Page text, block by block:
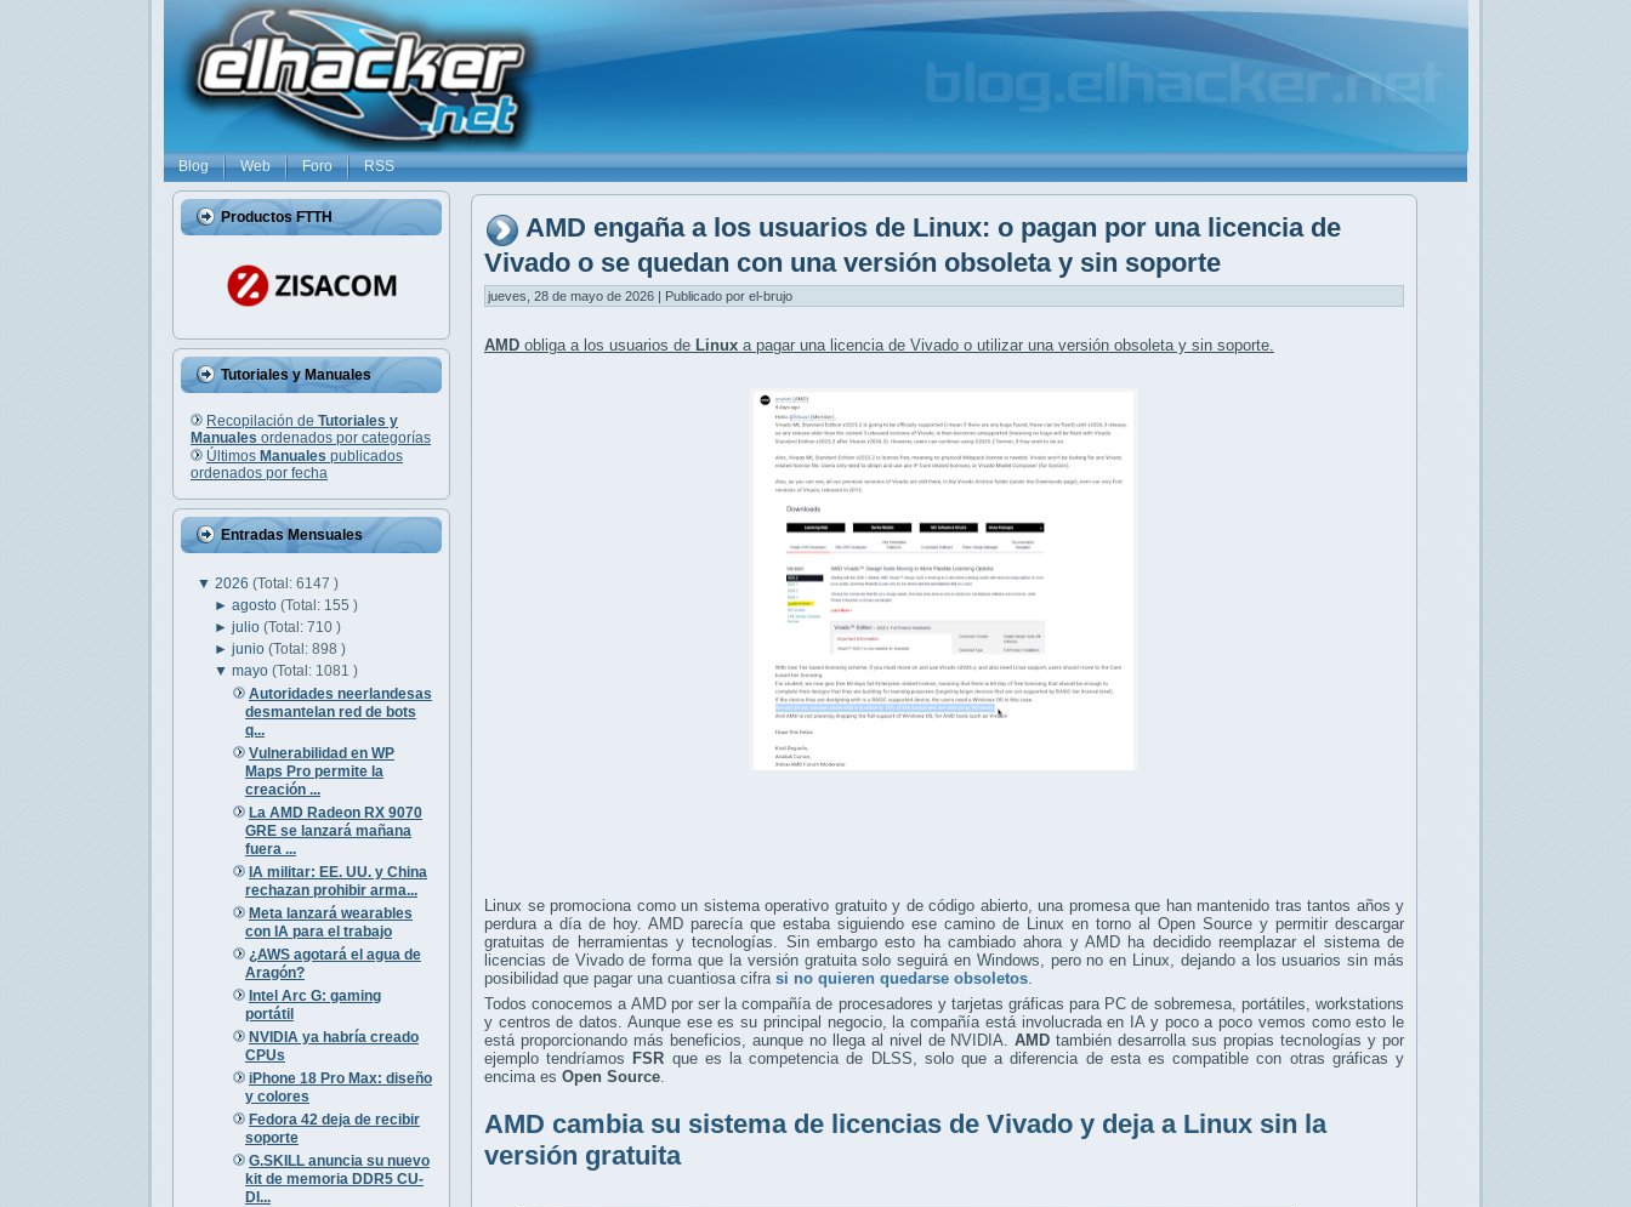
Blog Web Foro RSS
Productos FTTH
Tutoriales y Manuales
Recopilación de Tutoriales y
Manuales ordenados por categorías
Últimos Manuales publicados
ordenados por fecha
Entradas Mensuales
▼ 2026 (Total: 6147 )
►agosto(Total: 155 )
►julio(Total: 710 )
►junio(Total: 898 )
▼mayo(Total: 1081 )
Autoridades neerlandesas
desmantelan red de bots
q...
Vulnerabilidad en WP
Maps Pro permite la
creación ...
La AMD Radeon RX 9070
GRE se lanzará mañana
fuera ...
IA militar: EE. UU. y China
rechazan prohibir arma...
Meta lanzará wearables
con IA para el trabajo
¿AWS agotará el agua de
Aragón?
Intel Arc G: gaming
portátil
NVIDIA ya habría creado
CPUs
iPhone 18 Pro Max: diseño
y colores
Fedora 42 deja de recibir
soporte
G.SKILL anuncia su nuevo
kit de memoria DDR5 CU-
DI...
AMD engaña a los usuarios de Linux: o pagan por una licencia de
Vivado o se quedan con una versión obsoleta y sin soporte
jueves, 28 de mayo de 2026 | Publicado por el-brujo
AMD obliga a los usuarios de Linux a pagar una licencia de Vivado o utilizar una versión obsoleta y sin soporte
Linux se promociona como un sistema operativo gratuito y de código abierto, una promesa que han mantenido tras tantos años y
perdura a día de hoy. AMD parecía que estaba siguiendo ese camino de Linux en torno al Open Source y permitir descargar
gratuitas de herramientas y tecnologías. Sin embargo esto ha cambiado ahora y AMD ha decidido reemplazar el sistema de
licencias de Vivado de forma que la versión gratuita solo seguirá en Windows, pero no en Linux, dejando a los usuarios sin más
posibilidad que pagar una cuantiosa cifra si no quieren quedarse obsoletos
Todos conocemos a AMD por ser la compañía de procesadores y tarjetas gráficas para PC de sobremesa, portátiles, workstations
y centros de datos. Aunque ese es su principal negocio, la compañía está involucrada en IA y poco a poco vemos como esto le
está proporcionando más beneficios, aunque no llega al nivel de NVIDIA.AMD también desarrolla sus propias tecnologías y por
ejemplo tendríamos FSR que es la competencia de DLSS, solo que a diferencia de esta es compatible con otras gráficas y
encima es Open Source.
AMD cambia su sistema de licencias de Vivado y deja a Linux sin la
versión gratuita